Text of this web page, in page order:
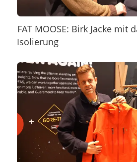
FAT MOOSE: Birk Jacke mit
Isolierung